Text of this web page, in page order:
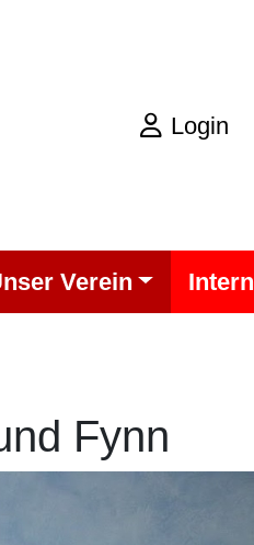
Login
Verein Intern
Fynn